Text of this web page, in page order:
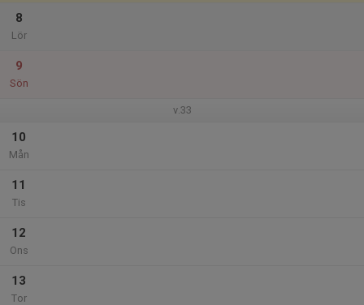
8
Lör
9
Sön
v.33
10
Mån
11
Tis
12
Ons
13
Tor